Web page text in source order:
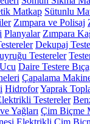
Matkap Sütunlu
Zımpara ve Polisaj
Planyalar Zımpara
Dekupaj
Testereler
Daire Testere
Çapalama
HidroforYaprak
Testereler
Yağları Çim Biçme
Elektrikli Çim